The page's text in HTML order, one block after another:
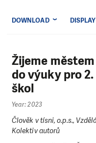
DOWNLOAD
Žijeme
do výuky pro
škol
Year: 2023
Člověk v tísni, o.p.s.,
Kolektiv autorů